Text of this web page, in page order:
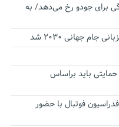
برای جودو رخ می‌دهد/ به
جهانی ۲۰۳۰ شد
حمایتی باید براساس
فوتبال با حضور